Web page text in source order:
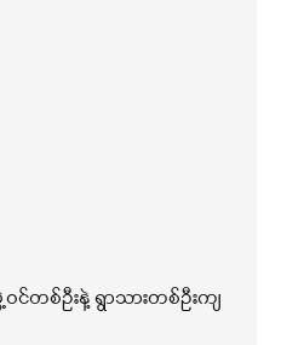
တစ်ဦးနဲ့ ရွာသားတစ်ဦးကျ